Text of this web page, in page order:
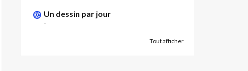
Un dessin par jour
-
Tout afficher